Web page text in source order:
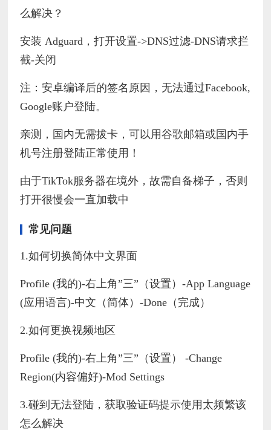
么解决？
安装 Adguard，打开设置->DNS过滤-DNS请求拦
截-关闭
注：安卓编译后的签名原因，无法通过Facebook,
Google账户登陆。
亲测，国内无需拔卡，可以用谷歌邮箱或国内手
机号注册登陆正常使用！
由于TikTok服务器在境外，故需自备梯子，否则
打开很慢会一直加载中
常见问题
1.如何切换简体中文界面
Profile (我的)-右上角”三”（设置）-App Language
(应用语言)-中文（简体）-Done（完成）
2.如何更换视频地区
Profile (我的)-右上角”三”（设置） -Change
Region(内容偏好)-Mod Settings
3.碰到无法登陆，获取验证码提示使用太频繁该
怎么解决